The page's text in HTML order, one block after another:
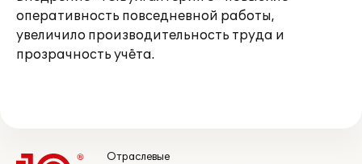
оперативность повседневной работы,
увеличило производительность труда и
прозрачность учёта.
Отраслевые